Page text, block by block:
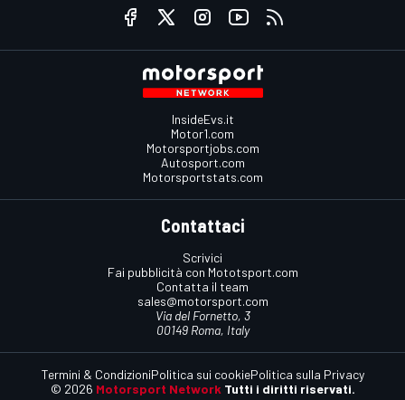
InsideEvs.it
Motor1.com
Motorsportjobs.com
Autosport.com
Motorsportstats.com
Contattaci
Scrivici
Fai pubblicità con Mototsport.com
Contatta il team
sales@motorsport.com
Via del Fornetto, 3
00149 Roma, Italy
© 2026 Motorsport Network Tutti i diritti riservati.
Termini & CondizioniPolitica sui cookiePolitica sulla Privacy